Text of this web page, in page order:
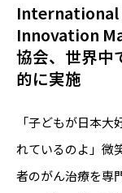
International
Innovation
協会、世界中
的に実施
「子どもが日本
れているのよ」微
者のがん治療を専